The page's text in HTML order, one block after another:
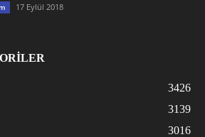
17 Eylül 2018
3426
3139
3016